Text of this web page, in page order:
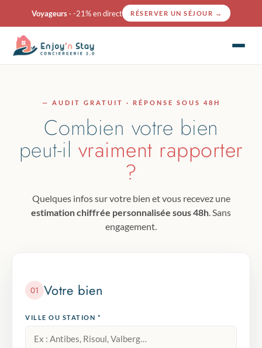
Voyageurs · -21% en direct RÉSERVER UN SÉJOUR →
— AUDIT GRATUIT · RÉPONSE SOUS 48H
Combien votre bien
peut-il vraiment rapporter
?
Quelques infos sur votre bien et vous recevez une
estimation chiffrée personnalisée sous 48h. Sans
engagement.
01 Votre bien
VILLE OU STATION *